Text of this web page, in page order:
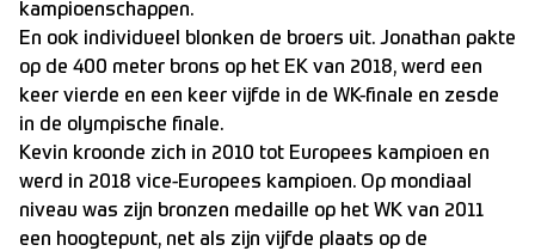
kampioenschappen.
En ook individueel blonken de broers uit. Jonathan pakte
op de 400 meter brons op het EK van 2018, werd een
keer vierde en een keer vijfde in de WK-finale en zesde
in de olympische finale.
Kevin kroonde zich in 2010 tot Europees kampioen en
werd in 2018 vice-Europees kampioen. Op mondiaal
niveau was zijn bronzen medaille op het WK van 2011
een hoogtepunt, net als zijn vijfde plaats op de